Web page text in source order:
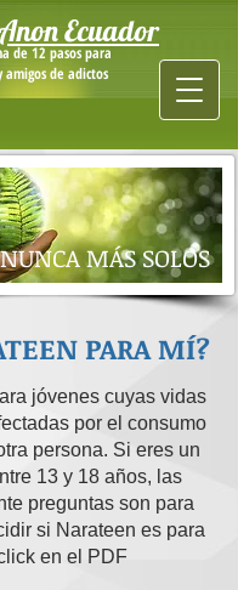
Ecuador
de 12 pasos para
de adictos
NUNCA MÁS SOLOS
PARA MÍ?
jóvenes cuyas vidas
por el consumo
persona. Si eres un
13 y 18 años, las
preguntas son para
si Narateen es para
en el PDF